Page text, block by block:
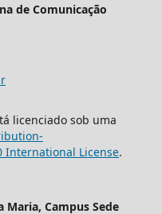
de Comunicação
licenciado sob uma
International License.
Maria, Campus Sede